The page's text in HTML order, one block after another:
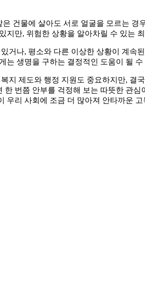
건물에 살아도 서로 얼굴을 모르는
만, 위험한 상황을 알아차릴 수 있는
거나, 평소와 다른 이상한 상황이 계속
는 생명을 구하는 결정적인 도움이 될 수
지 제도와 행정 지원도 중요하지만, 결
번쯤 안부를 걱정해 보는 따뜻한 관
리 사회에 조금 더 많아져 안타까운